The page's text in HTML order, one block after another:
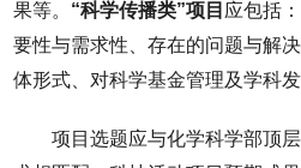
果等。 “科学传播类”项目 应包括
要性与需求性、存在的问题与解
体形式、对科学基金管理及学科
项目选题应与化学科学部顶